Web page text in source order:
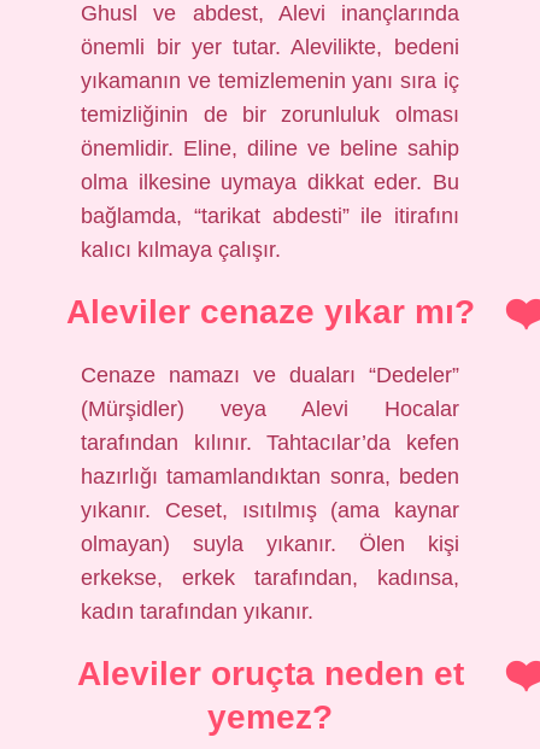
Ghusl ve abdest, Alevi inançlarında
önemli bir yer tutar. Alevilikte, bedeni
yıkamanın ve temizlemenin yanı sıra iç
temizliğinin de bir zorunluluk olması
önemlidir. Eline, diline ve beline sahip
olma ilkesine uymaya dikkat eder. Bu
bağlamda, “tarikat abdesti” ile itirafını
kalıcı kılmaya çalışır.
Aleviler cenaze yıkar mı?
Cenaze namazı ve duaları “Dedeler”
(Mürşidler) veya Alevi Hocalar
tarafından kılınır. Tahtacılar’da kefen
hazırlığı tamamlandıktan sonra, beden
yıkanır. Ceset, ısıtılmış (ama kaynar
olmayan) suyla yıkanır. Ölen kişi
erkekse, erkek tarafından, kadınsa,
kadın tarafından yıkanır.
Aleviler oruçta neden et
yemez?